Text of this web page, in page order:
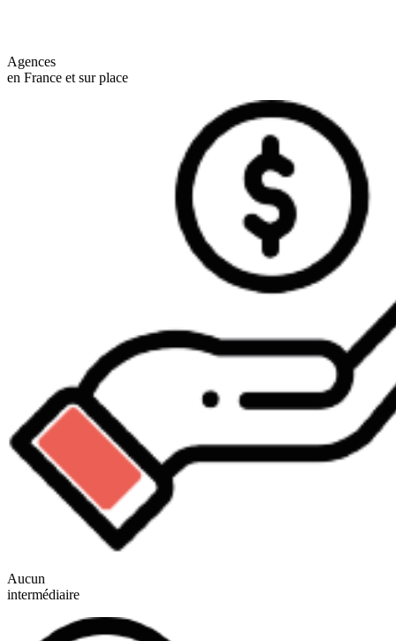
Agences
en France et sur place
Aucun
intermédiaire